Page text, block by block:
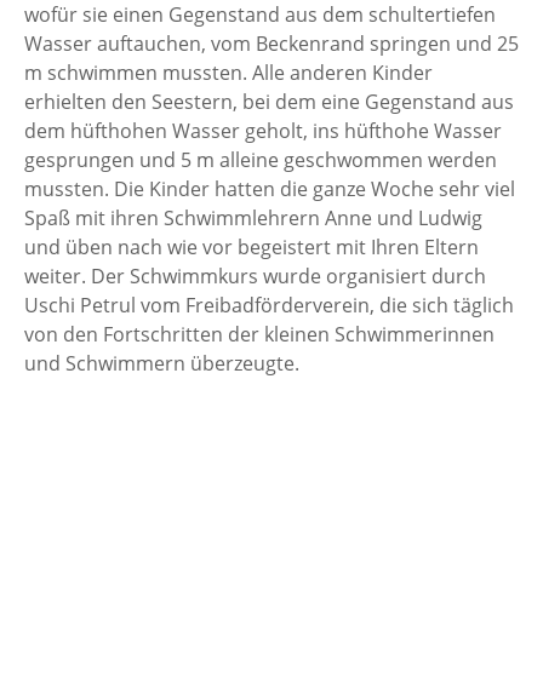
wofür sie einen Gegenstand aus dem schultertiefen
Wasser auftauchen, vom Beckenrand springen und 25
m schwimmen mussten. Alle anderen Kinder
erhielten den Seestern, bei dem eine Gegenstand aus
dem hüfthohen Wasser geholt, ins hüfthohe Wasser
gesprungen und 5 m alleine geschwommen werden
mussten. Die Kinder hatten die ganze Woche sehr viel
Spaß mit ihren Schwimmlehrern Anne und Ludwig
und üben nach wie vor begeistert mit Ihren Eltern
weiter. Der Schwimmkurs wurde organisiert durch
Uschi Petrul vom Freibadförderverein, die sich täglich
von den Fortschritten der kleinen Schwimmerinnen
und Schwimmern überzeugte.